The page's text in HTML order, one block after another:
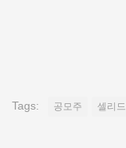
Tags: 공모주 셀리드